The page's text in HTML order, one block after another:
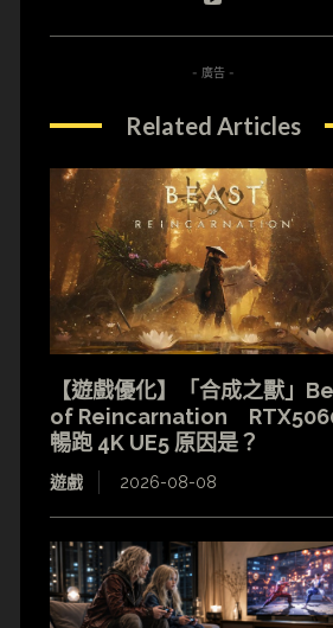
- 廣告 -
Related Articles
【遊戲優化】「合成之獸」
of Reincarnation
暢跑 4K UE5 原因是？
遊戲 2026-08-08